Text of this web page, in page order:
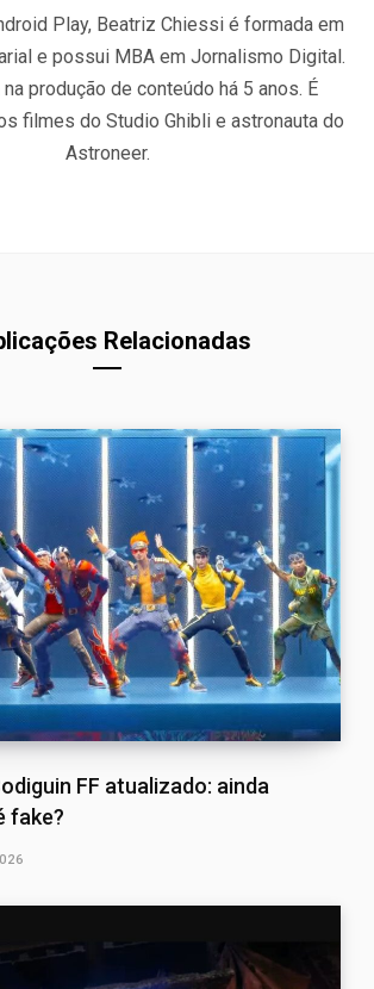
Play, Beatriz Chiessi é formada em
e possui MBA em Jornalismo Digital.
produção de conteúdo há 5 anos. É
filmes do Studio Ghibli e astronauta do
Astroneer.
Relacionadas
FF atualizado: ainda
fake?